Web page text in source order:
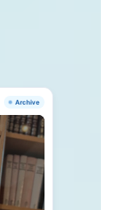
Archive